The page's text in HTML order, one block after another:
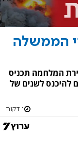
הממשלה
המלחמה תכניס
להיכנס לשנים של
1 דקות